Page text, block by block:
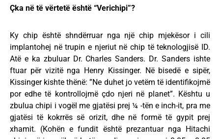
Çka në të vërtetë është “Verichipi”?
Ky chip është shndërruar nga një chip mjekësor i cili
implantohej në trupin e njeriut në chip të teknologjisë ID.
Atë e ka zbuluar Dr. Charles Sanders. Dr. Sanders ishte
ftuar për vizitë nga Henry Kissinger. Në bisedë e sipër,
Kissinger kishte thënë: ”Ne duhet jo vetëm të identifikojmë
por edhe të kontrollojmë çdo njeri në planet”. Kështu u
zbulua chipi i vogël me gjatësi prej ¼ -tën e inch-it, pra me
gjatësi të kokrrës së orizit, dhe në formë të gypit prej
xhamit. (Kohën e fundit është prezantuar nga Hitachi